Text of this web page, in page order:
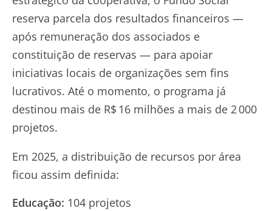
reserva parcela dos resultados financeiros —
após remuneração dos associados e
constituição de reservas — para apoiar
iniciativas locais de organizações sem fins
lucrativos. Até o momento, o programa já
destinou mais de R$ 16 milhões a mais de 2 000
projetos.
Em 2025, a distribuição de recursos por área
ficou assim definida:
Educação: 104 projetos